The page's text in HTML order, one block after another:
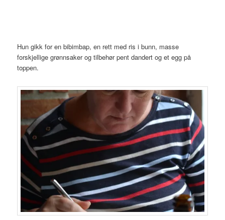
Hun gikk for en bibimbap, en rett med ris i bunn, masse
forskjellige grønnsaker og tilbehør pent dandert og et egg på
toppen.